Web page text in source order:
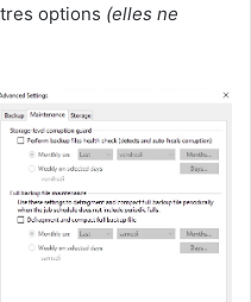
options (elles ne